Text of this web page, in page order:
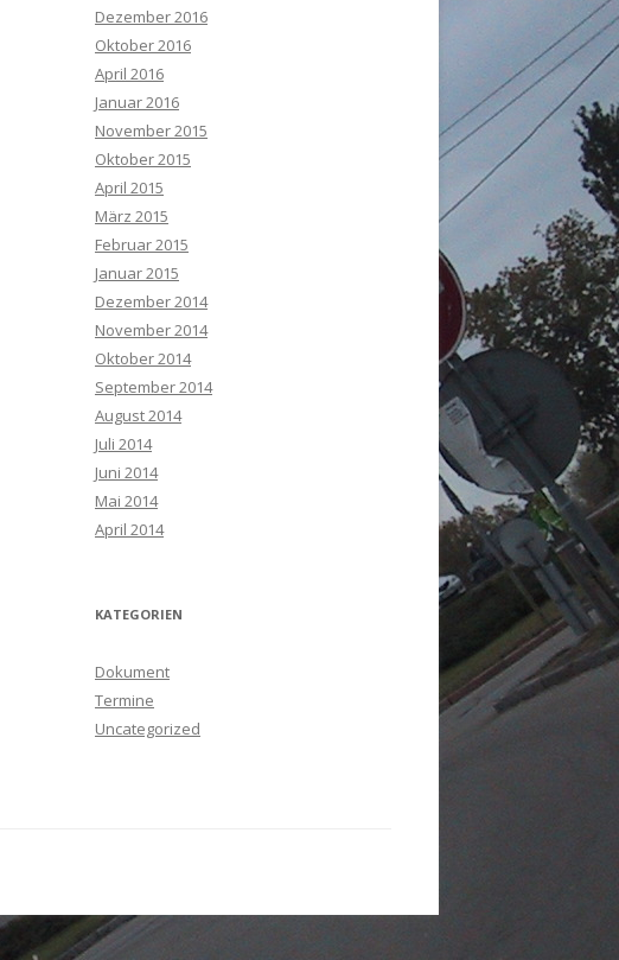
Dezember 2016
Oktober 2016
April 2016
Januar 2016
November 2015
Oktober 2015
April 2015
März 2015
Februar 2015
Januar 2015
Dezember 2014
November 2014
Oktober 2014
September 2014
August 2014
Juli 2014
Juni 2014
Mai 2014
April 2014
KATEGORIEN
Dokument
Termine
Uncategorized